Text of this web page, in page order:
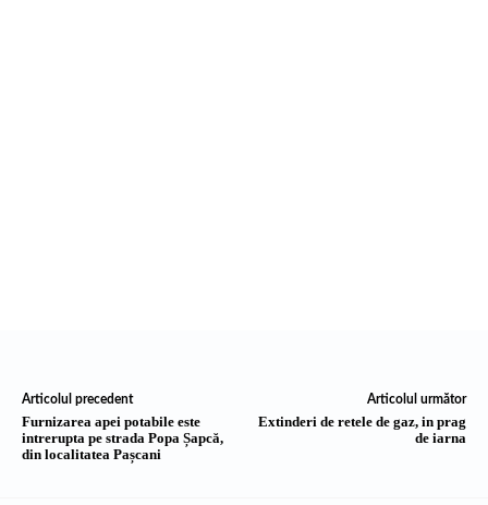
Articolul precedent
Furnizarea apei potabile este
intrerupta pe strada Popa Șapcă,
din localitatea Pașcani
Articolul următor
Extinderi de retele de gaz, in prag
de iarna